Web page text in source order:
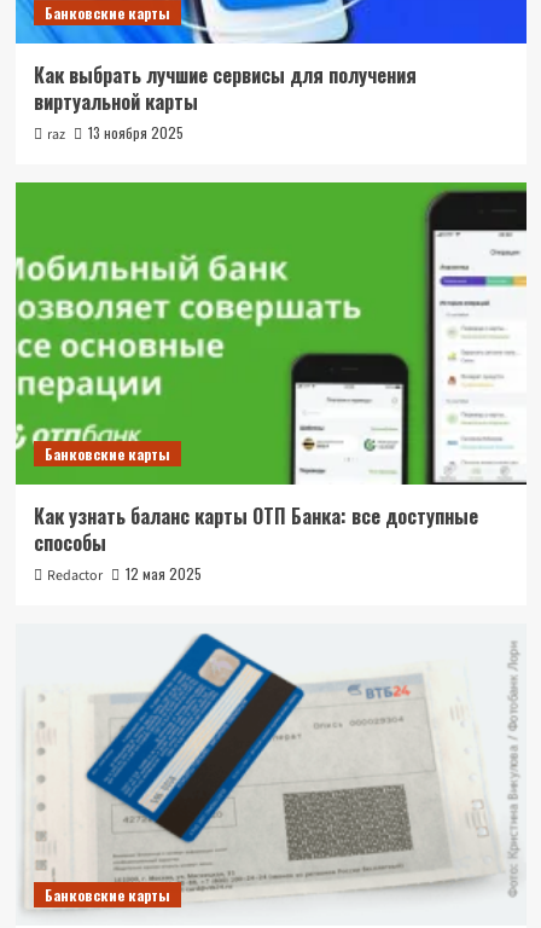
Банковские карты
Как выбрать лучшие сервисы для получения
виртуальной карты
raz 13 ноября 2025
Банковские карты
Как узнать баланс карты ОТП Банка: все доступные
способы
Redactor 12 мая 2025
Банковские карты